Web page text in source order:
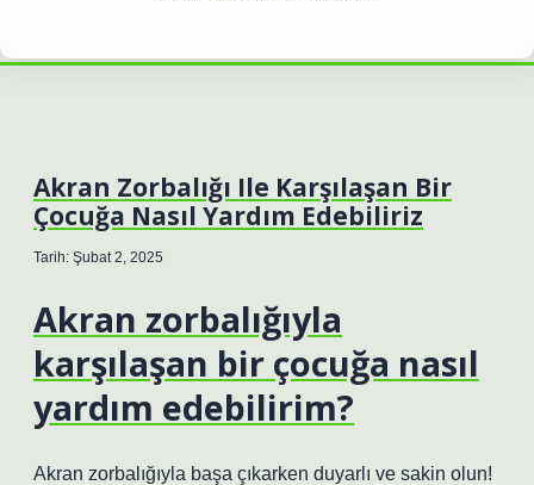
Akran Zorbalığı Ile Karşılaşan Bir
Çocuğa Nasıl Yardım Edebiliriz
Tarih: Şubat 2, 2025
Akran zorbalığıyla
karşılaşan bir çocuğa nasıl
yardım edebilirim?
Akran zorbalığıyla başa çıkarken duyarlı ve sakin olun!